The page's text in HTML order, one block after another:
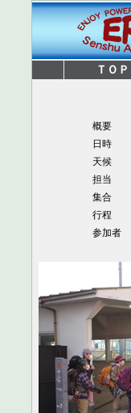
ＴＯＰ
概要
日時
天候
担当
集合
行程
参加者